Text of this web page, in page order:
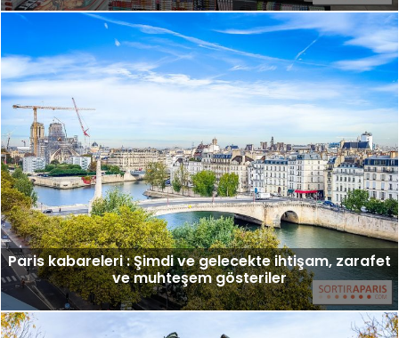
Paris kabareleri : Şimdi ve gelecekte ihtişam, zarafet
ve muhteşem gösteriler